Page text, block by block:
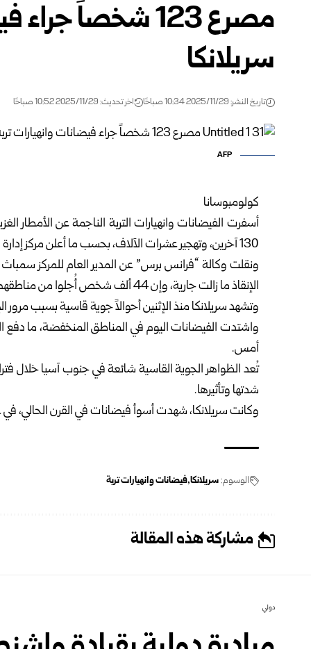
مصرع 123 شخصاً
سريلانكا
تاريخ النشر: 2025/11/29 10:34 صباحًا اخر تحديث: 2025/11/29 10:52 صباحًا
AFP
كولومبوسانا
130 آخرين، وتهجير عشرات الآلاف، بحسب ما أعلن مركز إدارة الكوارث في حصيلة جديدة اليوم.
ونقلت وكالة “فرانس برس” عن المدير العام للمركز
الإنقاذ ما زالت جارية، وإن 44 ألف شخص أُجلوا من مناطقهم.
وتشهد سريلانكا منذ الإثنين أحوالاً جوية قاسية بسبب مرور
واشتدت الفيضانات اليوم في المناطق المنخفضة، ما دفع
أمس.
تُعد الظواهر الجوية القاسية شائعة في جنوب آسيا خلال
شدتها وتأثيرها.
وكانت سريلانكا، شهدت أسوأ فيضانات في القرن الحالي، في عام 2003، وأودت حينها بحياة
الوسوم:سريلانكا فيضانات وانهيارات تربة
مشاركة هذه المقالة
دولي